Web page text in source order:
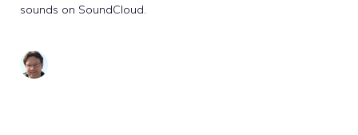
sounds on SoundCloud.